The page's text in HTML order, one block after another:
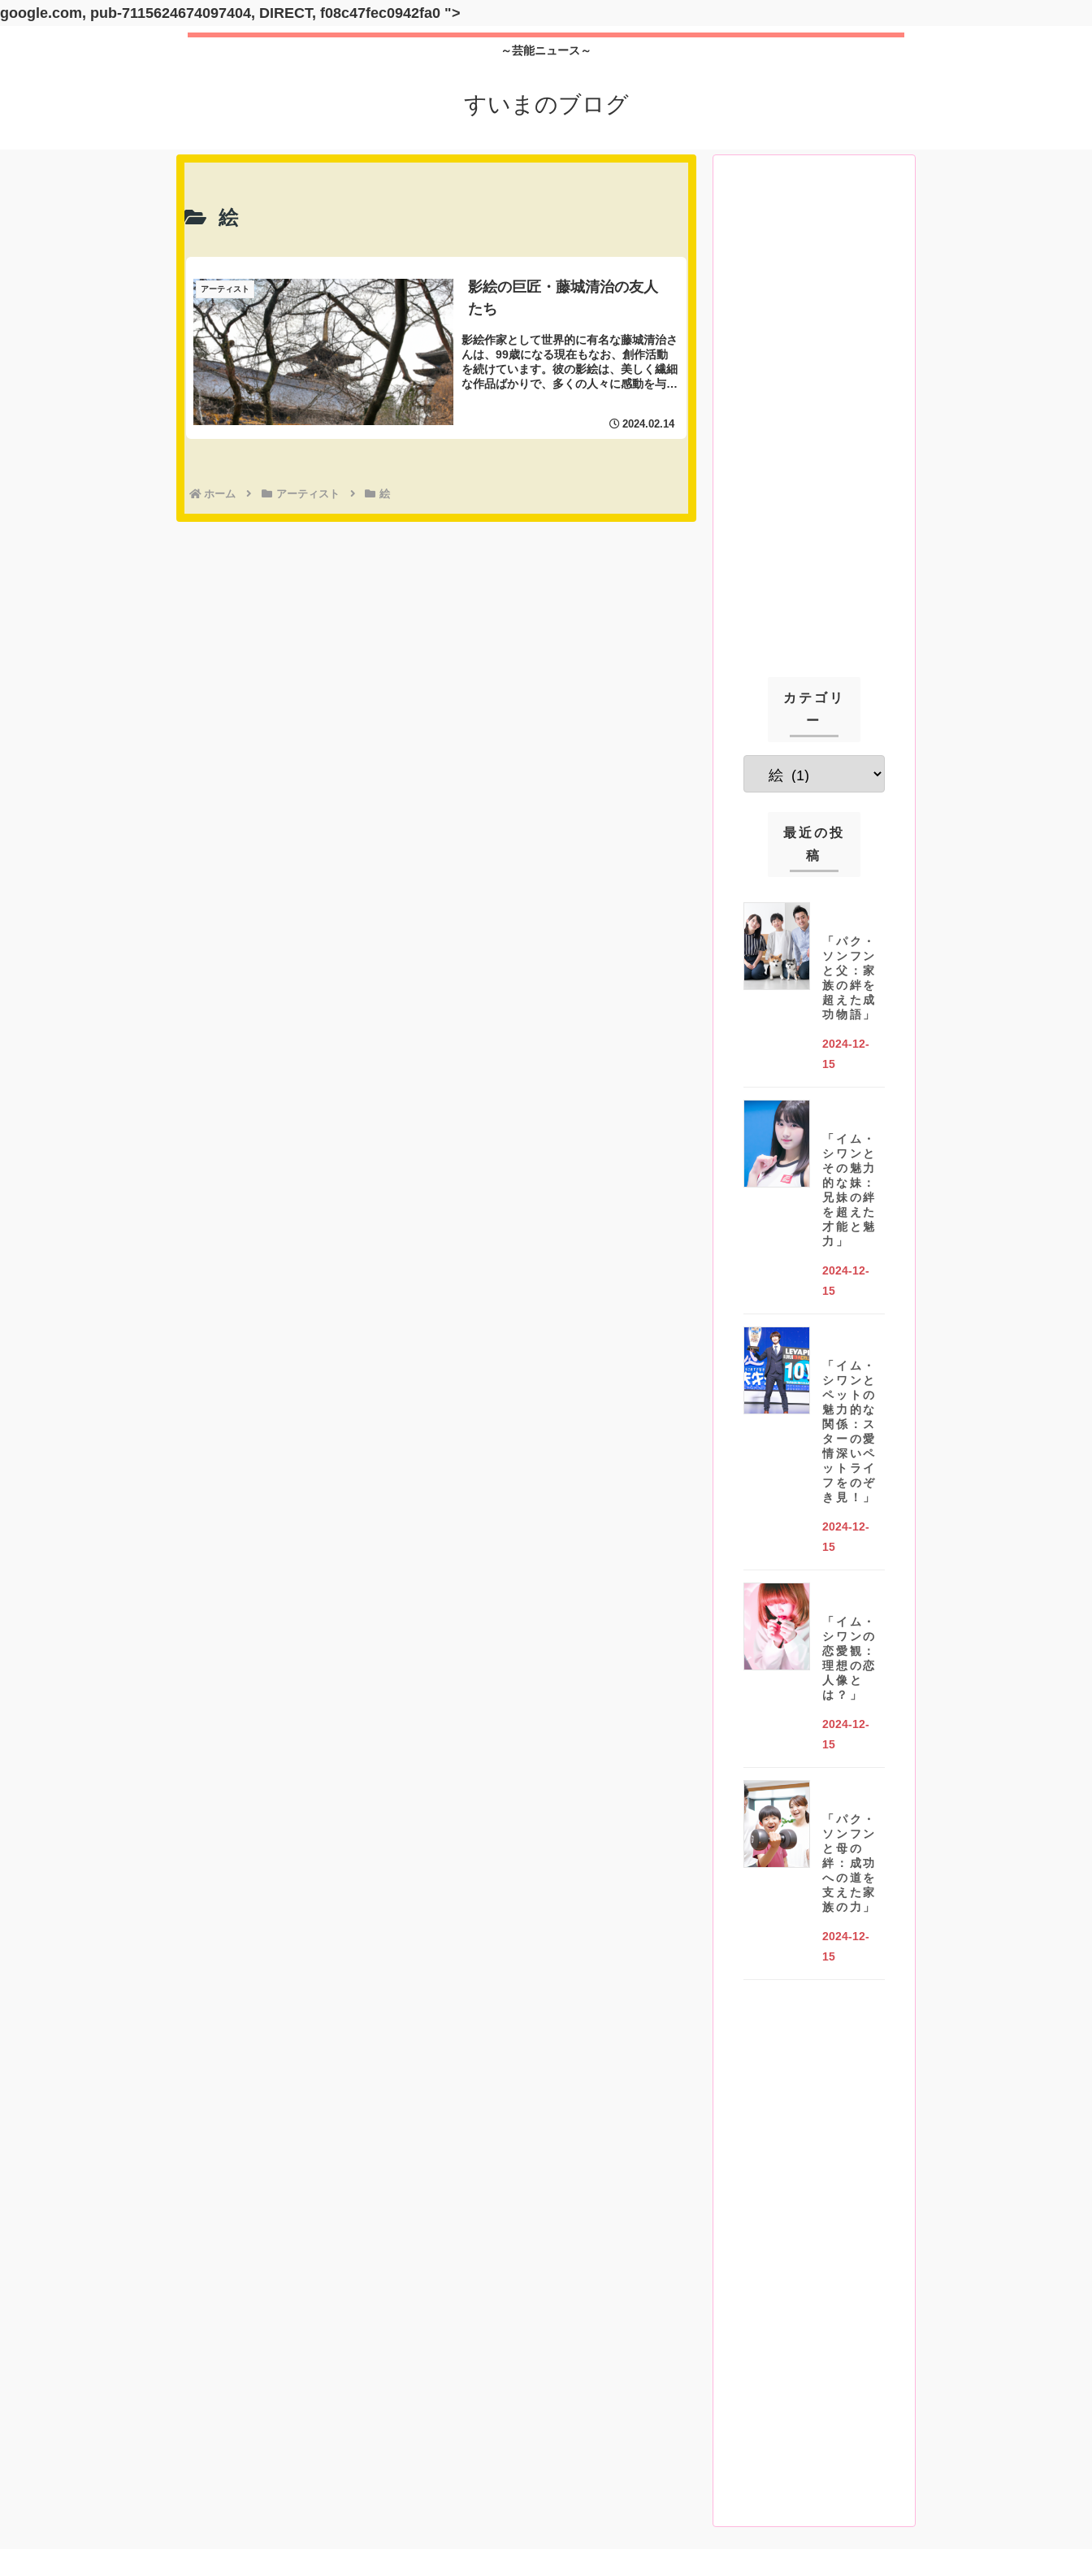
google.com, pub-7115624674097404, DIRECT, f08c47fec0942fa0 ">
～芸能ニュース～
すいまのブログ
絵
アーティスト
影絵の巨匠・藤城清治の友人
たち
影絵作家として世界的に有名な藤城清治さ
んは、99歳になる現在もなお、創作活動
を続けています。彼の影絵は、美しく繊細
な作品ばかりで、多くの人々に感動を与え
2024.02.14
ホーム アーティスト 絵
カテゴリ
ー
最近の投
稿
「パク・
ソンフン
と父：家
族の絆を
超えた成
功物語」
2024-12-
15
「イム・
シワンと
その魅力
的な妹：
兄妹の絆
を超えた
才能と魅
力」
2024-12-
15
「イム・
シワンと
ペットの
魅力的な
関係：ス
ターの愛
情深いペ
ットライ
フをのぞ
き見！」
2024-12-
15
「イム・
シワンの
恋愛観：
理想の恋
人像と
は？」
2024-12-
15
「パク・
ソンフン
と母の
絆：成功
への道を
支えた家
族の力」
2024-12-
15